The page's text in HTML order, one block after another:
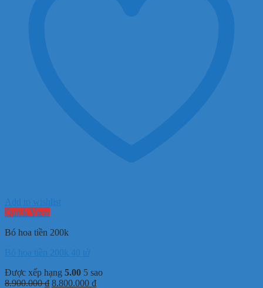
Quick View
Bó hoa tiền 200k
Được xếp hạng 5.00 5 sao
8.900.000₫ Giá
8.800.000 ₫Giá